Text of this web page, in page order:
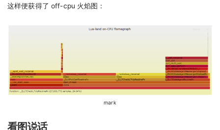
这样便获得了 off-cpu 火焰图：
mark
看图说话